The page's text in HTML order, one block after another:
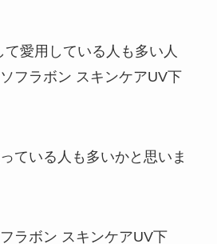
愛用している人も多い人
フラボン スキンケアUV下
ている人も多いかと思いま
ラボン スキンケアUV下